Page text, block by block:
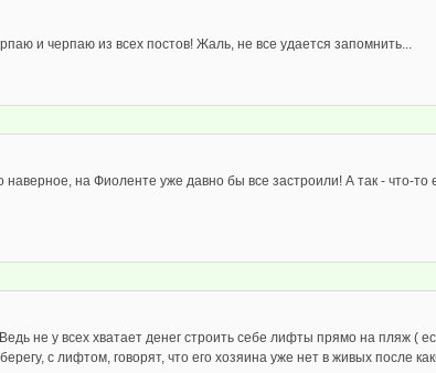
и черпаю из всех постов! Жаль, не все удается запомнить...
наверное, на Фиоленте уже давно бы все застроили! А так - что-то
не у всех хватает денег строить себе лифты прямо на пляж (
с лифтом, говорят, что его хозяина уже нет в живых после